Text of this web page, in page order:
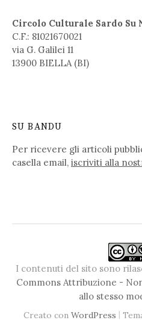
Circolo Culturale Sardo Su
C.F.: 81021670021
via G. Galilei 11
13900 BIELLA (BI)
SU BANDU
Per ricevere gli articoli
casella email, iscriviti alla
I contenuti del sito sono
Commons Attribuzione -
allo stesso
Creato con WordPress |